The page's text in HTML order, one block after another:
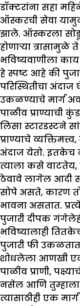
डॉक्टरांना सहा
ऑस्करची सेवा
झाले. ऑस्करला
होणाऱ्या त्रासामुळे
भविष्यवाणीला काय
हे स्पष्ट आहे की
परिस्थितीचा
उकळण्याचे मार्ग
पाळीव प्राण्याची
लिसा स्टारडस्टने
प्राण्याचे
अंदाज येतो. इतकेच
त्याला कसे वाटतेय,
ठेवावे लागेल आदी
सोपे असते, कारण
भावना असतात.
पुजारी दीपक
भविष्यालाही
पुजारी फी
शोधलेला आणखी
पाळीव प्राणी,
नसेल आणि
त्यासाठीही एक